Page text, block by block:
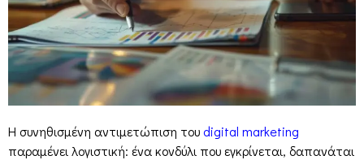
Η συνηθισμένη αντιμετώπιση του digital marketing
παραμένει λογιστική: ένα κονδύλι που εγκρίνεται, δαπανάται